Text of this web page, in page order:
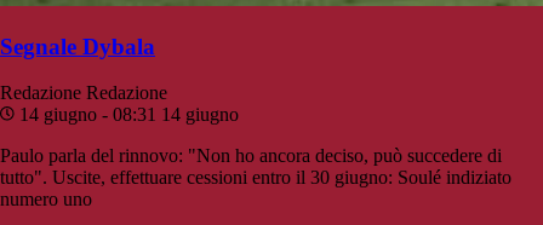
Segnale Dybala
Redazione Redazione
14 giugno - 08:31 14 giugno
Paulo parla del rinnovo: "Non ho ancora deciso, può succedere di
tutto". Uscite, effettuare cessioni entro il 30 giugno: Soulé indiziato
numero uno